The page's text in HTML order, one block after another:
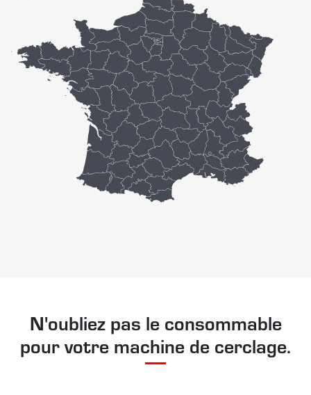
N'oubliez pas le consommable
pour votre machine de cerclage.